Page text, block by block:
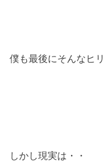
僕も最後にそんなヒ
しかし現実は・・